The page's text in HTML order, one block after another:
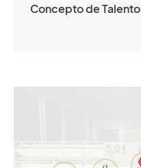
Concepto de Talento